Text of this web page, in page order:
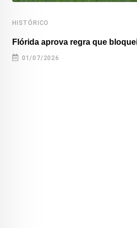
HISTÓRICO
Flórida aprova regra que
01/07/2026